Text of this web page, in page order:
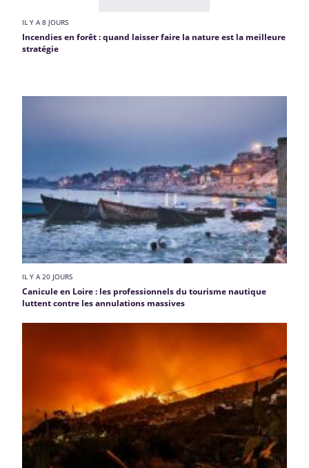
IL Y A 8 JOURS
Incendies en forêt : quand laisser faire la nature est la meilleure
stratégie
IL Y A 20 JOURS
Canicule en Loire : les professionnels du tourisme nautique
luttent contre les annulations massives